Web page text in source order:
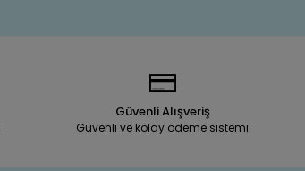
Güvenli Alışveriş
Güvenli ve kolay ödeme sistemi